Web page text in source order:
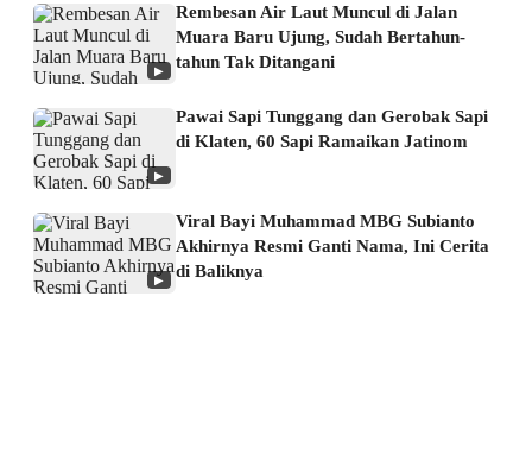
▶
Rembesan Air Laut Muncul di Jalan
Muara Baru Ujung, Sudah Bertahun-
tahun Tak Ditangani
▶
Pawai Sapi Tunggang dan Gerobak Sapi
di Klaten, 60 Sapi Ramaikan Jatinom
▶
Viral Bayi Muhammad MBG Subianto
Akhirnya Resmi Ganti Nama, Ini Cerita
di Baliknya